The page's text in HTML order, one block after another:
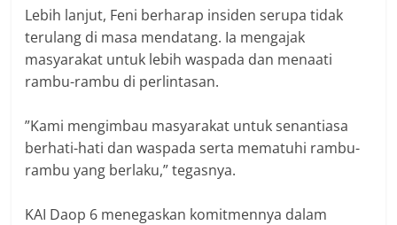
‎Lebih lanjut, Feni berharap insiden serupa tidak
terulang di masa mendatang. Ia mengajak
masyarakat untuk lebih waspada dan menaati
rambu-rambu di perlintasan.
‎”Kami mengimbau masyarakat untuk senantiasa
berhati-hati dan waspada serta mematuhi rambu-
rambu yang berlaku,” tegasnya.
‎KAI Daop 6 menegaskan komitmennya dalam